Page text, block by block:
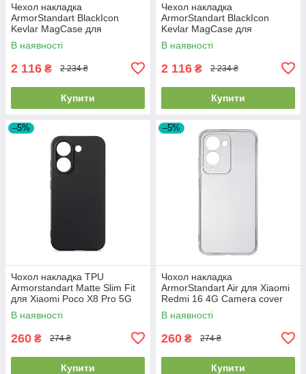
Чехол накладка
ArmorStandart BlackIcon
Kevlar MagCase для
Samsung S26 Plus Sunset
(ARM90157)
В наявності
2 116 ₴ 2 234 ₴
Купити
Чехол накладка
ArmorStandart BlackIcon
Kevlar MagCase для
Samsung S26 Ultra Sunset
(ARM90158)
В наявності
2 116 ₴ 2 234 ₴
Купити
–5%
Чохол накладка TPU
Armorstandart Matte Slim Fit
для Xiaomi Poco X8 Pro 5G
Camera cover Black
(ARM90712)
В наявності
260 ₴ 274 ₴
Купити
–5%
Чохол накладка
ArmorStandart Air для Xiaomi
Redmi 16 4G Camera cover
Clear (ARM90955)
В наявності
260 ₴ 274 ₴
Купити